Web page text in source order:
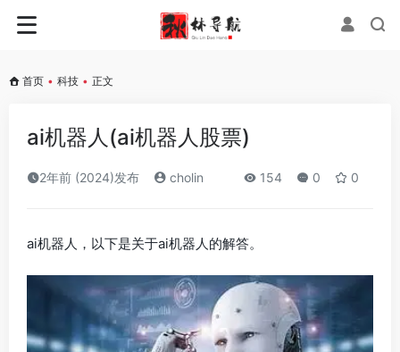
首页 • 科技 • 正文
ai机器人(ai机器人股票)
2年前 (2024)发布 cholin 154 0 0
ai机器人，以下是关于ai机器人的解答。